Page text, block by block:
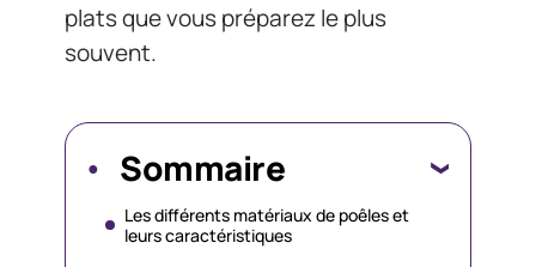
plats que vous préparez le plus
souvent.
Sommaire
Les différents matériaux de poêles et
leurs caractéristiques